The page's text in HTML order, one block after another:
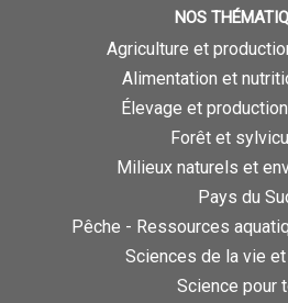
NOS
Agriculture et
Alimentation et
Élevage et
Forêt et
Milieux naturels et
Pays du
Pêche - Ressources
Sciences de la vie
Science pour